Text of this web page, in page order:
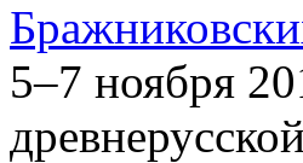
5–7 ноября